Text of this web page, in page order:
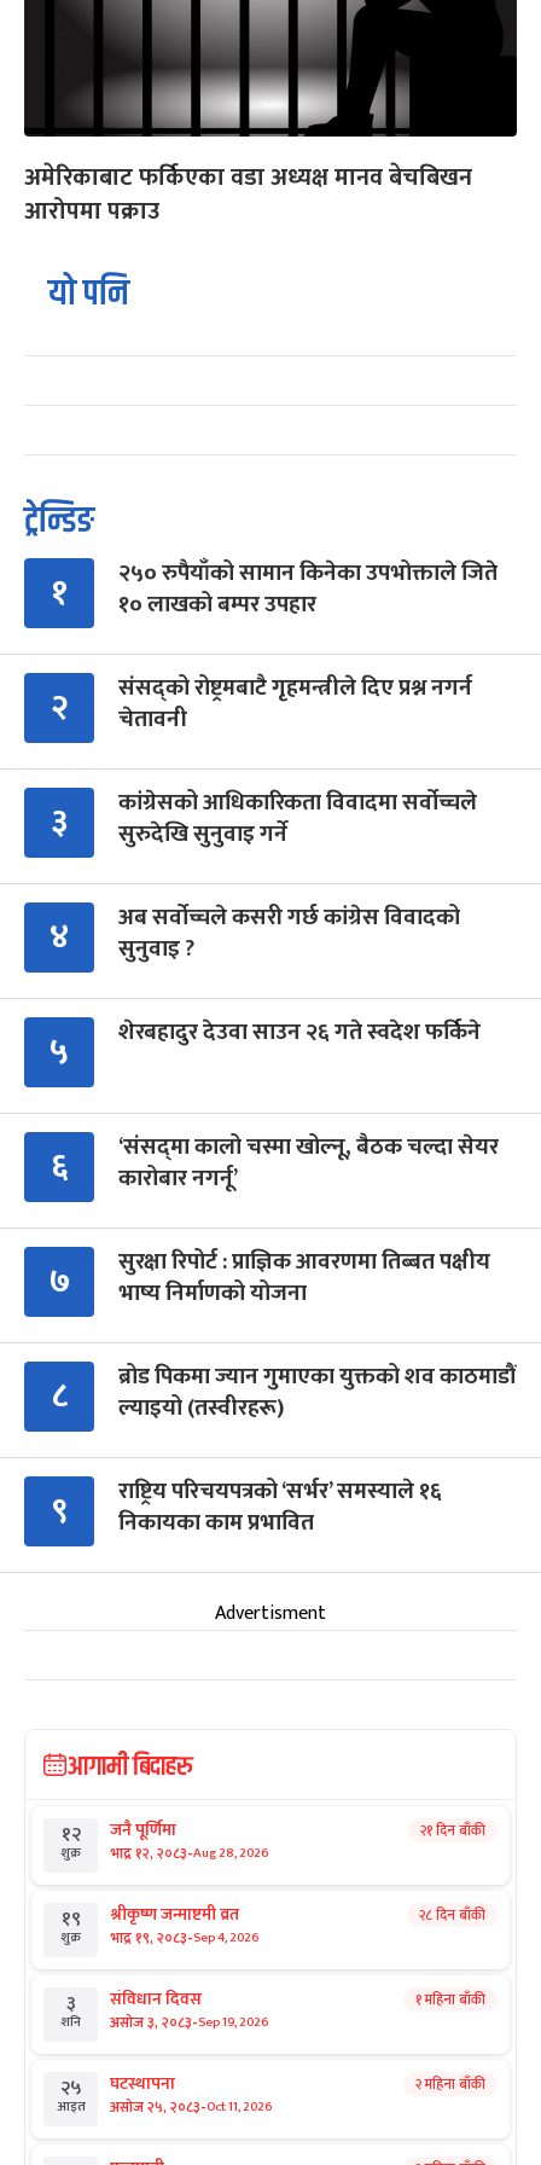
अमेरिकाबाट फर्किएका वडा अध्यक्ष मानव बेचबिखन
आरोपमा पक्राउ
यो पनि
ट्रेन्डिङ
१
२५० रुपैयाँको सामान किनेका उपभोक्ताले जिते
१० लाखको बम्पर उपहार
२
संसद्को रोष्ट्रमबाटै गृहमन्त्रीले दिए प्रश्न नगर्न
चेतावनी
३
कांग्रेसको आधिकारिकता विवादमा सर्वोच्चले
सुरुदेखि सुनुवाइ गर्ने
४
अब सर्वोच्चले कसरी गर्छ कांग्रेस विवादको
सुनुवाइ ?
५ शेरबहादुर देउवा साउन २६ गते स्वदेश फर्किने
६
‘संसद्‍मा कालो चस्मा खोल्नू, बैठक चल्दा सेयर
कारोबार नगर्नू’
७
सुरक्षा रिपोर्ट : प्राज्ञिक आवरणमा तिब्बत पक्षीय
भाष्य निर्माणको योजना
८
ब्रोड पिकमा ज्यान गुमाएका युक्तको शव काठमाडौं
ल्याइयो (तस्वीरहरू)
९
राष्ट्रिय परिचयपत्रको ‘सर्भर’ समस्याले १६
निकायका काम प्रभावित
Advertisment
आगामी बिदाहरु
१२
शुक्र
जनै पूर्णिमा
भाद्र १२, २०८३-Aug 28, 2026
२१ दिन बाँकी
१९
शुक्र
श्रीकृष्ण जन्माष्टमी व्रत
भाद्र १९, २०८३-Sep 4, 2026
२८ दिन बाँकी
३
शनि
संविधान दिवस
असोज ३, २०८३-Sep 19, 2026
१ महिना बाँकी
२५
आइत
घटस्थापना
असोज २५, २०८३-Oct 11, 2026
२ महिना बाँकी